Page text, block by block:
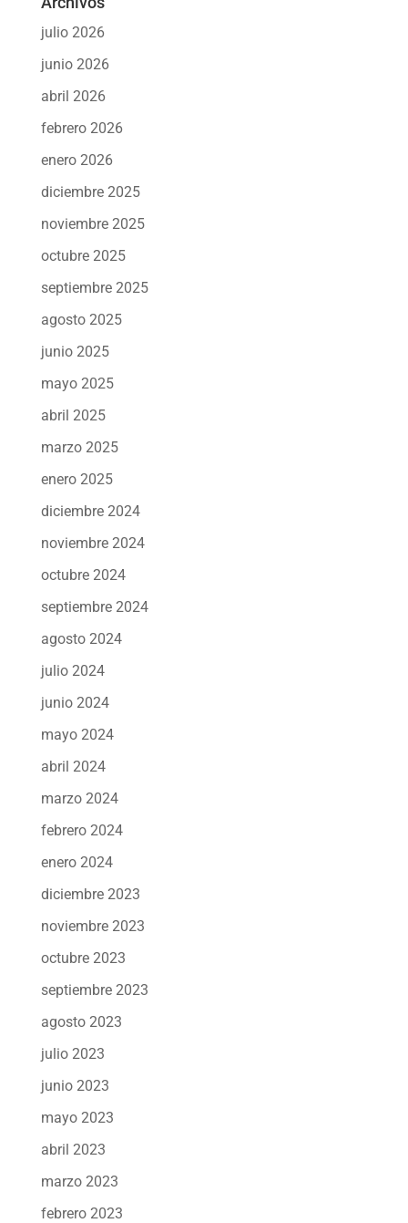
julio 2026
junio 2026
abril 2026
febrero 2026
enero 2026
diciembre 2025
noviembre 2025
octubre 2025
septiembre 2025
agosto 2025
junio 2025
mayo 2025
abril 2025
marzo 2025
enero 2025
diciembre 2024
noviembre 2024
octubre 2024
septiembre 2024
agosto 2024
julio 2024
junio 2024
mayo 2024
abril 2024
marzo 2024
febrero 2024
enero 2024
diciembre 2023
noviembre 2023
octubre 2023
septiembre 2023
agosto 2023
julio 2023
junio 2023
mayo 2023
abril 2023
marzo 2023
febrero 2023